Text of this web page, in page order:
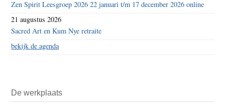
Zen Spirit Leesgroep 2026 22 januari t/m 17 december 2026 online
21 augustus 2026
Sacred Art en Kum Nye retraite
bekijk de agenda
De werkplaats